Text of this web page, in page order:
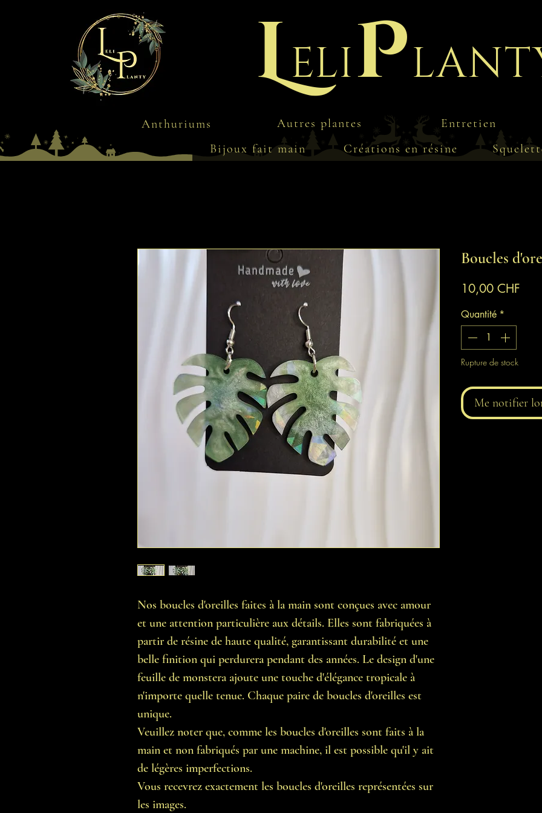
LeliP
Anthuriums
Bijoux fait main
Autres plantes Entretien
Créations en résine
Nos boucles d'oreilles faites à la main sont conçues avec amour
et une attention particulière aux détails. Elles sont fabriquées à
partir de résine de haute qualité, garantissant durabilité et une
belle finition qui perdurera pendant des années. Le design d'une
feuille de monstera ajoute une touche d'élégance tropicale à
n'importe quelle tenue. Chaque paire de boucles d'oreilles est
unique.
Veuillez noter que, comme les boucles d'oreilles sont faits à la
main et non fabriqués par une machine, il est possible qu'il y ait
de légères imperfections.
Vous recevrez exactement les boucles d'oreilles représentées sur
les images.
Boucles
10,00 CHF
Quantité *
Rupture de stock
Me notifier